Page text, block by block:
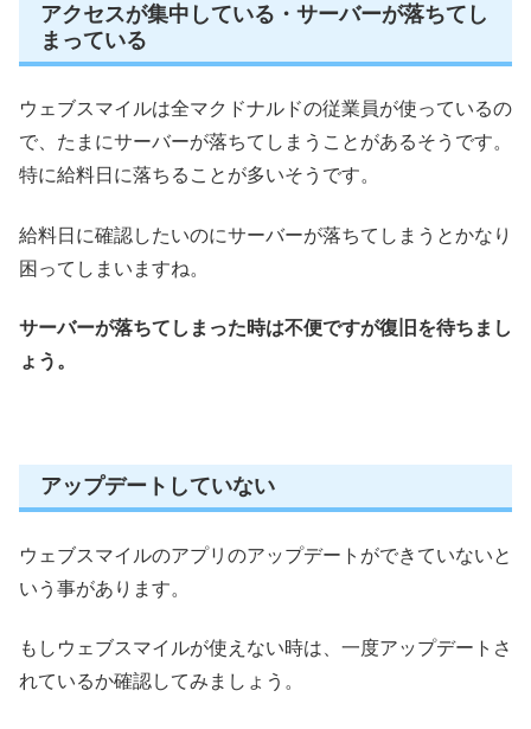
アクセスが集中している・サーバーが落ちてし
まっている
ウェブスマイルは全マクドナルドの従業員が使っているの
で、たまにサーバーが落ちてしまうことがあるそうです。
特に給料日に落ちることが多いそうです。
給料日に確認したいのにサーバーが落ちてしまうとかなり
困ってしまいますね。
サーバーが落ちてしまった時は不便ですが復旧を待ちまし
ょう。
アップデートしていない
ウェブスマイルのアプリのアップデートができていないと
いう事があります。
もしウェブスマイルが使えない時は、一度アップデートさ
れているか確認してみましょう。